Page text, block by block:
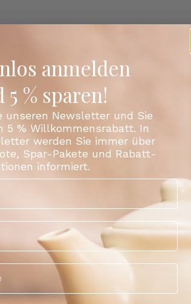
Facebook X (Twitter)
anmelden
5 % sparen!
unseren Newsletter und Sie
5 % Willkommensrabatt. In
werden Sie immer über
Spar-Pakete und Rabatt-
informiert.